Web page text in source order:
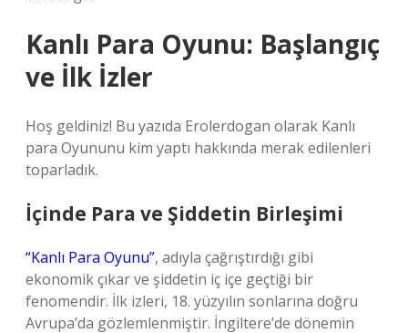
Kanlı Para Oyunu: Başlangıç
ve İlk İzler
Hoş geldiniz! Bu yazıda Erolerdogan olarak Kanlı
para Oyununu kim yaptı hakkında merak edilenleri
toparladık.
İçinde Para ve Şiddetin Birleşimi
“Kanlı Para Oyunu”, adıyla çağrıştırdığı gibi
ekonomik çıkar ve şiddetin iç içe geçtiği bir
fenomendir. İlk izleri, 18. yüzyılın sonlarına doğru
Avrupa’da gözlemlenmiştir. İngiltere’de dönemin